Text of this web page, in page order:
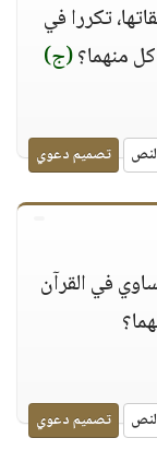
تكررا في
منهما؟(ج)
تصميم دعوي
في القرآن
تصميم دعوي